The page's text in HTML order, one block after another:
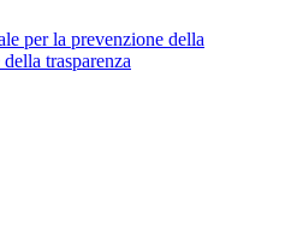
per la prevenzione della
trasparenza